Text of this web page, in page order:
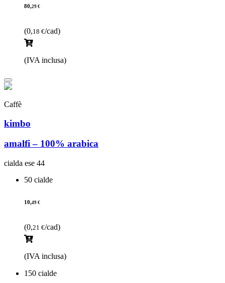
80,29 €
(0,18 €/cad)
(IVA inclusa)
Caffè
kimbo
amalfi – 100% arabica
cialda ese 44
50 cialde
10,49 €
(0,21 €/cad)
(IVA inclusa)
150 cialde